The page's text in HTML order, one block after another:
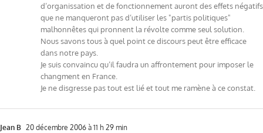
d’organissation et de fonctionnement auront des effets négatifs
que ne manqueront pas d’utiliser les "partis politiques"
malhonnêtes qui pronnent la révolte comme seul solution.
Nous savons tous à quel point ce discours peut être efficace
dans notre pays.
Je suis convaincu qu’il faudra un affrontement pour imposer le
changment en France.
Je ne disgresse pas tout est lié et tout me ramène à ce constat.
Jean B 20 décembre 2006 à 11 h 29 min